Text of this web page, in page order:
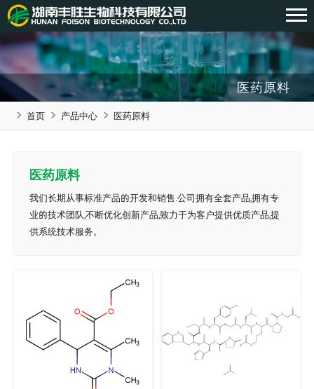
医药原料
首页 产品中心 医药原料
医药原料
我们长期从事标准产品的开发和销售.公司拥有全套产品,拥有专
业的技术团队,不断优化创新产品,致力于为客户提供优质产品,提
供系统技术服务。